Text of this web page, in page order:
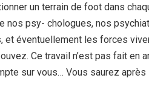
un terrain de foot dans
nos psy- chologues, nos
éventuellement les forces
Ce travail n’est pas fait en
sur vous… Vous saurez après